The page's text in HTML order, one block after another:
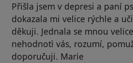
Přišla jsem v depresi a paní
dokazala mi velice rýchle a
děkuji. Jednala se mnou
nehodnotì vás, rozumí,
doporučuji. Marie